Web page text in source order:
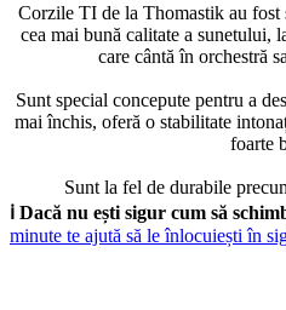
Corzile TI de la Thomastik au fost
cea mai bună calitate a sunetului,
care cântă în orchestră
Sunt special concepute pentru a
mai închis, oferă o stabilitate
foarte
Sunt la fel de durabile
ℹ️ Dacă nu ești sigur cum să
minute te ajută să le înlocuiești în